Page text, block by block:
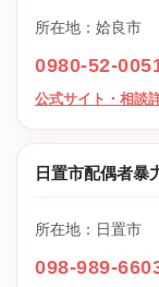
所在地：姶良市
0980-52-
公式サイト・相談
日置市配偶者暴
所在地：日置市
098-989-